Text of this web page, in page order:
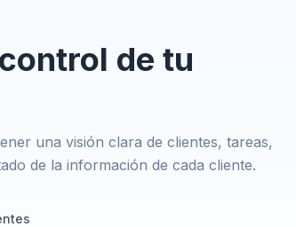
de tu
una visión clara de clientes, tareas,
de la información de cada cliente.